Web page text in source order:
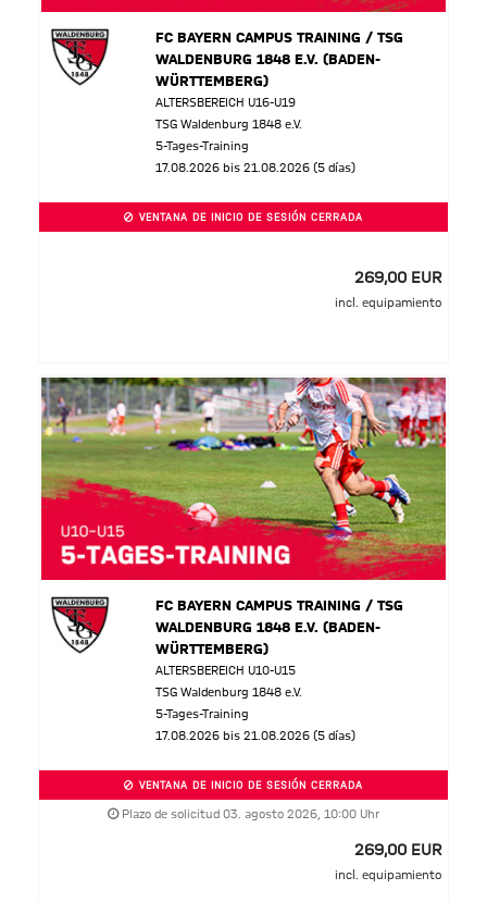
FC BAYERN CAMPUS TRAINING / TSG
WALDENBURG 1848 E.V. (BADEN-
WÜRTTEMBERG)
ALTERSBEREICH U16-U19
TSG Waldenburg 1848 e.V.
5-Tages-Training
17.08.2026 bis 21.08.2026 (5 días)
VENTANA DE INICIO DE SESIÓN CERRADA
269,00 EUR
incl. equipamiento
FC BAYERN CAMPUS TRAINING / TSG
WALDENBURG 1848 E.V. (BADEN-
WÜRTTEMBERG)
ALTERSBEREICH U10-U15
TSG Waldenburg 1848 e.V.
5-Tages-Training
17.08.2026 bis 21.08.2026 (5 días)
VENTANA DE INICIO DE SESIÓN CERRADA
Plazo de solicitud 03. agosto 2026, 10:00 Uhr
269,00 EUR
incl. equipamiento